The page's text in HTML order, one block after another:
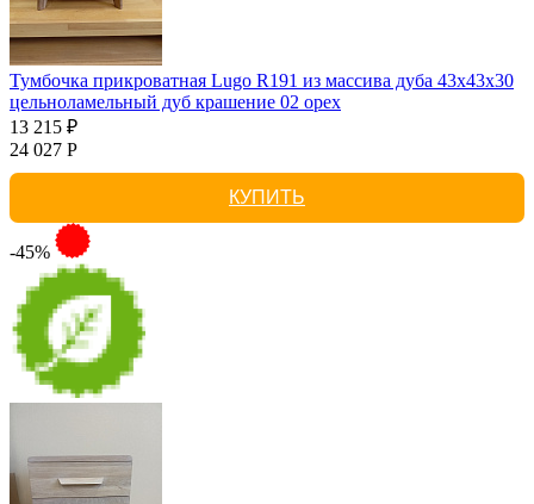
Тумбочка прикроватная Lugo R191 из массива дуба 43х43х30
цельноламельный дуб крашение 02 орех
13 215 ₽
24 027 Р
КУПИТЬ
-45%